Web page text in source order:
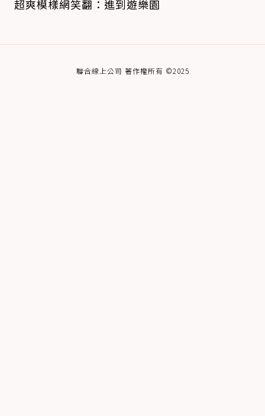
超爽模樣網笑翻：進到遊樂園
聯合線上公司 著作權所有 ©2025